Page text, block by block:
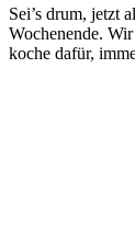
Sei’s drum, jetzt
Wochenende.
koche dafür,